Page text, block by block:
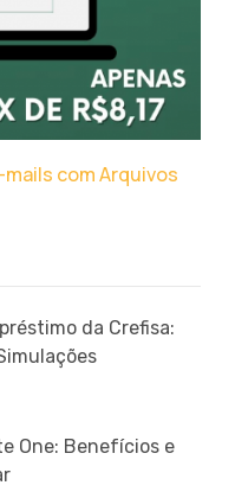
mails com Arquivos
da Crefisa:
One: Benefícios e